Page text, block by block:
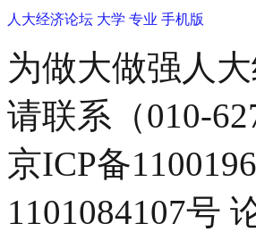
人大经济论坛 大学 专业 手机版
为做大做强人
请联系（010-
京ICP备
1101084107号